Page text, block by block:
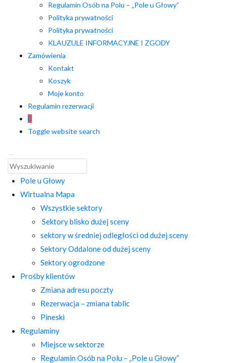
Regulamin Osób na Polu – „Pole u Głowy”
Polityka prywatności
Polityka prywatności
KLAUZULE INFORMACYJNE I ZGODY
Zamówienia
Kontakt
Koszyk
Moje konto
Regulamin rezerwacji
0
Toggle website search
Pole u Głowy
Wirtualna Mapa
Wszystkie sektory
Sektory blisko dużej sceny
sektory w średniej odległości od dużej sceny
Sektory Oddalone od dużej sceny
Sektory ogrodzone
Prośby klientów
Zmiana adresu poczty
Rezerwacja – zmiana tablic
Pineski
Regulaminy
Miejsce w sektorze
Regulamin Osób na Polu – „Pole u Głowy”